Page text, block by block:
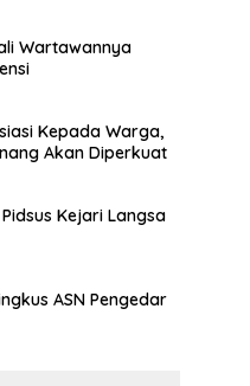
Wartawannya
Kepada Warga,
Akan Diperkuat
Kejari Langsa
ASN Pengedar